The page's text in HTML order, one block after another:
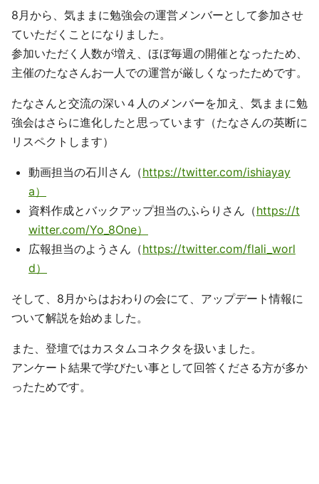
8月から、気ままに勉強会の運営メンバーとして参加させ
ていただくことになりました。
参加いただく人数が増え、ほぼ毎週の開催となったため、
主催のたなさんお一人での運営が厳しくなったためです。
たなさんと交流の深い４人のメンバーを加え、気ままに勉
強会はさらに進化したと思っています（たなさんの英断に
リスペクトします）
動画担当の石川さん（https://twitter.com/ishiayay
a）
資料作成とバックアップ担当のふらりさん（https://t
witter.com/Yo_8One）
広報担当のようさん（https://twitter.com/flali_worl
d）
そして、8月からはおわりの会にて、アップデート情報に
ついて解説を始めました。
また、登壇ではカスタムコネクタを扱いました。
アンケート結果で学びたい事として回答くださる方が多か
ったためです。